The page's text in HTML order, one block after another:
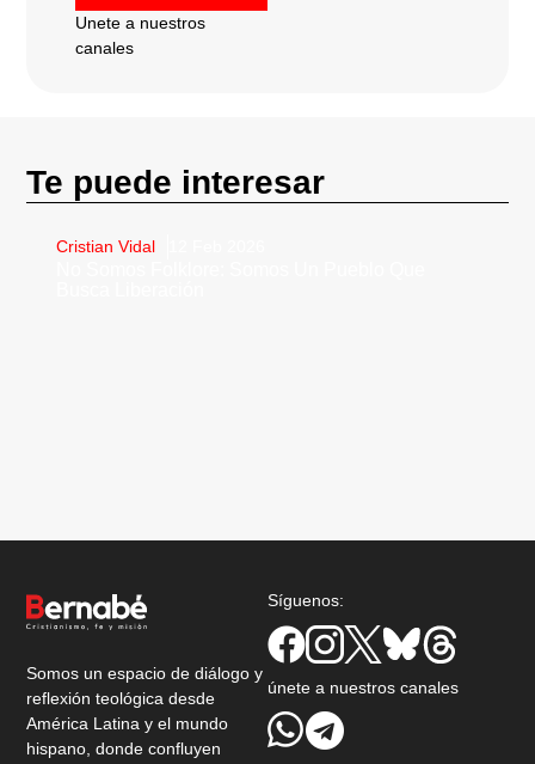
Unete a nuestros
canales
Te puede interesar
Cristian Vidal
Somos un espacio de diálogo y
reflexión teológica desde
América Latina y el mundo
hispano, donde confluyen
Síguenos:
únete a nuestros canales